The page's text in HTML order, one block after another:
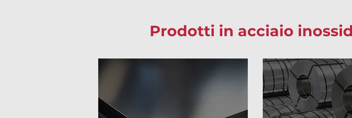
Prodotti in acciaio